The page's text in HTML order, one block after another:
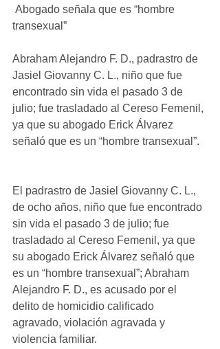
Abogado señala que es “hombre
transexual”
Abraham Alejandro F. D., padrastro de
Jasiel Giovanny C. L., niño que fue
encontrado sin vida el pasado 3 de
julio; fue trasladado al Cereso Femenil,
ya que su abogado Erick Álvarez
señaló que es un “hombre transexual”.
El padrastro de Jasiel Giovanny C. L.,
de ocho años, niño que fue encontrado
sin vida el pasado 3 de julio; fue
trasladado al Cereso Femenil, ya que
su abogado Erick Álvarez señaló que
es un “hombre transexual”; Abraham
Alejandro F. D., es acusado por el
delito de homicidio calificado
agravado, violación agravada y
violencia familiar.